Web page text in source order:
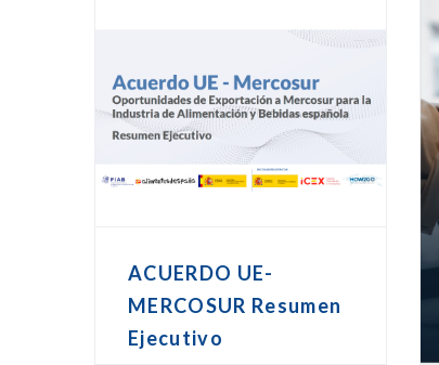
ACUERDO UE-
MERCOSUR Resumen
Ejecutivo